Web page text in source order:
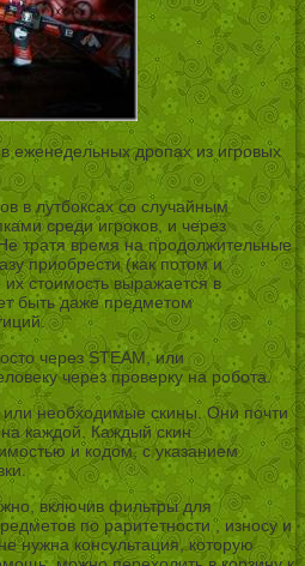
еженедельных дропах из игровых
в лутбоксах со случайным
среди игроков, и через
тратя время на продолжительные
приобрести (как потом и
стоимость выражается в
быть даже предметом
через STEAM, или
через проверку на робота.
необходимые скины. Они почти
каждой. Каждый скин
и кодом, с указанием
включив фильтры для
по раритетности , износу и
нужна консультация, которую